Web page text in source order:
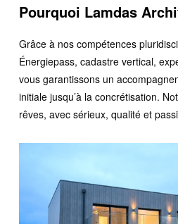
Pourquoi Lamdas
Grâce à nos compétences
Énergiepass, cadastre vertical,
vous garantissons un
initiale jusqu’à la concrétisation.
rêves, avec sérieux, qualité et